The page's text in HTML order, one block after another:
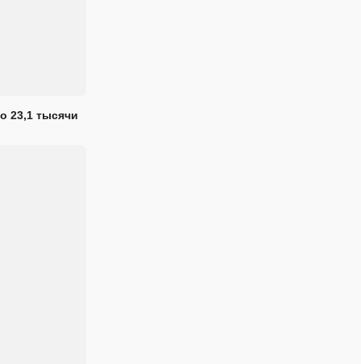
23,1 тысячи